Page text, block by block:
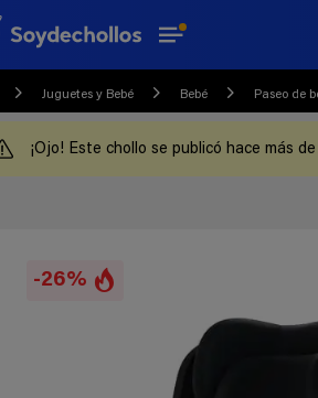
Juguetes y Bebé Bebé Paseo de
¡Ojo! Este chollo se publicó hace más
-26%